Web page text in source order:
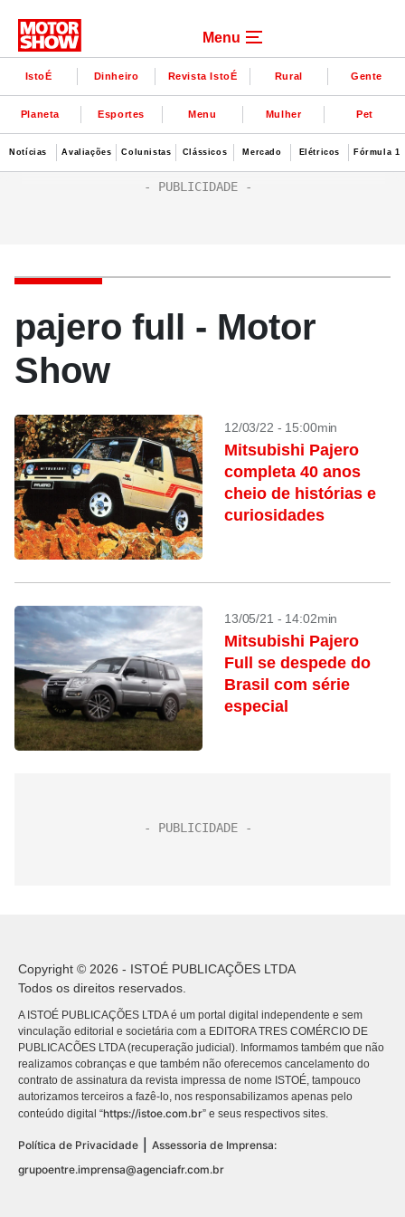
Menu
IstoÉ Dinheiro Revista IstoÉ Rural Gente
Planeta Esportes Menu Mulher Pet
Notícias Avaliações Colunistas Clássicos Mercado Elétricos Fórmula 1
pajero full - Motor
Show
12/03/22 - 15:00min
Mitsubishi Pajero
completa 40 anos
cheio de histórias e
curiosidades
13/05/21 - 14:02min
Mitsubishi Pajero
Full se despede do
Brasil com série
especial
Copyright © 2026 - ISTOÉ PUBLICAÇÕES LTDA
Todos os direitos reservados.
A ISTOÉ PUBLICAÇÕES LTDA é um portal digital independente e sem
vinculação editorial e societária com a EDITORA TRES COMÉRCIO DE
PUBLICACÕES LTDA (recuperação judicial). Informamos também que não
realizamos cobranças e que também não oferecemos cancelamento do
contrato de assinatura da revista impressa de nome ISTOÉ, tampouco
autorizamos terceiros a fazê-lo, nos responsabilizamos apenas pelo
conteúdo digital “https://istoe.com.br” e seus respectivos sites.
Política de Privacidade
Assessoria de Imprensa:
grupoentre.imprensa@agenciafr.com.br